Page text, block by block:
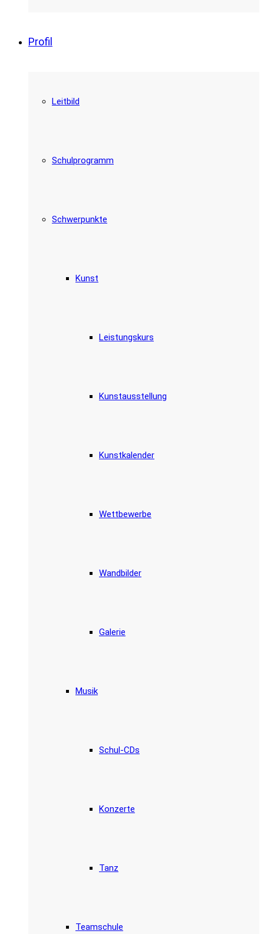
Profil
Leitbild
Schulprogramm
Schwerpunkte
Kunst
Leistungskurs
Kunstausstellung
Kunstkalender
Wettbewerbe
Wandbilder
Galerie
Musik
Schul-CDs
Konzerte
Tanz
Teamschule